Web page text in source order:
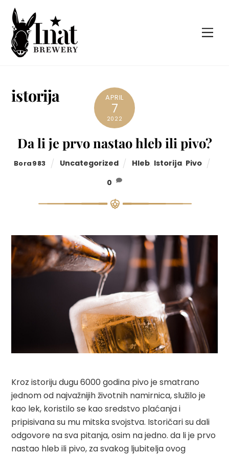
Skip
content
istorija APRIL
7
2022
Da li je prvo nastao hleb ili pivo?
Bora983 Uncategorized Hleb, Istorija, Pivo
0
Kroz istoriju dugu 6000 godina pivo je smatrano
jednom od najvažnijih životnih namirnica, služilo je
kao lek, koristilo se kao sredstvo plaćanja i
pripisivana su mu mitska svojstva. Istoričari su dali
odgovore na sva pitanja, osim na jedno. da li je prvo
nastao hleb ili pivo, za svakog ljubitelja ovog